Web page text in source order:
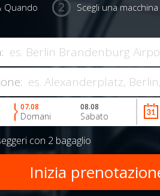
Quando Scegli una macchina
07.08
Domani
08.08
Sabato
con 2 bagaglio